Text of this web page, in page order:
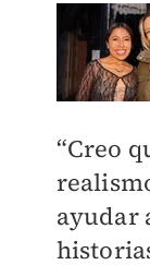
“Creo
ayudar